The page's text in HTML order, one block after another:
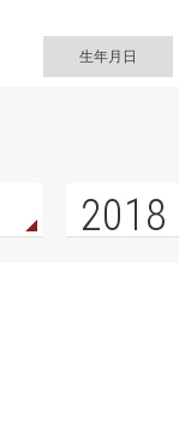
生年月日
2018